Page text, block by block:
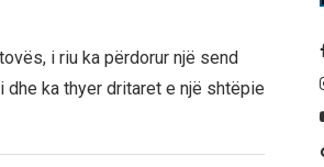
i riu ka përdorur një send
dhe ka thyer dritaret e një shtëpie